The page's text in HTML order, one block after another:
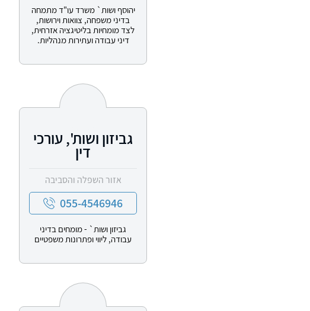
יהוסף ושות` משרד עו"ד מתמחה
בדיני משפחה, צוואות וירושות,
לצד מומחיות בליטיגציה אזרחית,
דיני עבודה ועתירות מנהליות.
גביזון ושות', עורכי
דין
אזור השפלה והסביבה
055-4546946
גביזון ושות` - מומחים בדיני
עבודה, ליווי ופתרונות משפטיים